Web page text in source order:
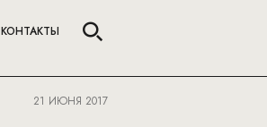
КОНТАКТЫ
21 ИЮНЯ 2017